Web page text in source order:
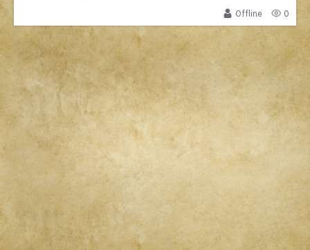
Offline
0